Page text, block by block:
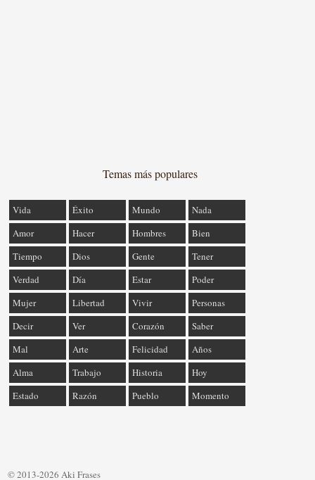
Temas más populares
Vida Éxito Mundo
Nada
Amor
Hacer Hombres
Bien
Tiempo
Dios Gente
Tener
Verdad
Día Estar
Poder
Mujer
Libertad Vivir
Personas
Decir
Ver Corazón
Saber
Mal
Arte Felicidad
Años
Alma
Trabajo Historia
Hoy
Estado
Razón Pueblo Momento
© 2013-2026 Aki Frases